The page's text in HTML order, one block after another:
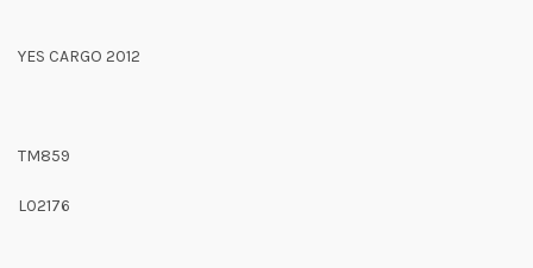
YES CARGO 2012
TM859
L02176